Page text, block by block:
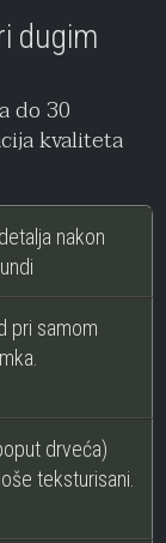
dugim
do 30
kvaliteta
nakon
pri samom
drveća)
teksturisani.